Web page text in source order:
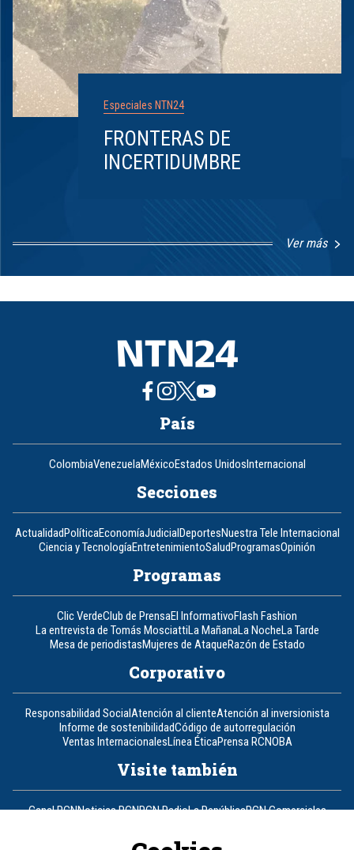
Especiales NTN24
FRONTERAS DE
INCERTIDUMBRE
Ver más
1
8
País
ColombiaVenezuelaMéxicoEstados UnidosInternacional
Secciones
ActualidadPolíticaEconomíaJudicialDeportesNuestra Tele Internacional
Ciencia y TecnologíaEntretenimientoSaludProgramasOpinión
Programas
Clic VerdeClub de PrensaEl InformativoFlash Fashion
La entrevista de Tomás MosciattiLa MañanaLa NocheLa Tarde
Mesa de periodistasMujeres de AtaqueRazón de Estado
Corporativo
Responsabilidad SocialAtención al clienteAtención al inversionista
Informe de sostenibilidadCódigo de autorregulación
Ventas InternacionalesLínea ÉticaPrensa RCNOBA
Visite también
Canal RCNNoticias RCNRCN RadioLa RepúblicaRCN Comerciales
Un producto de RCN Televisión